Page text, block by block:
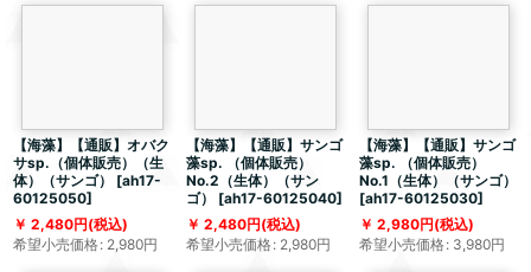
【海藻】【通販】オバク
サsp.（個体販売）（生
体）（サンゴ）
[ah17-
60125050]
2,480円(税込)
希望小売価格: 2,980円
【海藻】【通販】サンゴ
藻sp. （個体販売）
No.2（生体）（サン
ゴ）
[ah17-60125040]
2,480円(税込)
希望小売価格: 2,980円
【海藻】【通販】サンゴ
藻sp. （個体販売）
No.1（生体）（サンゴ）
[ah17-60125030]
2,980円(税込)
希望小売価格: 3,980円